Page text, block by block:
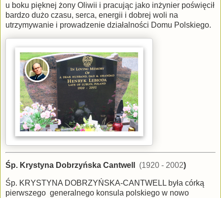
u boku pięknej żony Oliwii i pracując jako inżynier poświęcił
bardzo dużo czasu, serca, energii i dobrej woli na
utrzymywanie i prowadzenie działalności Domu Polskiego.
Śp. Krystyna Dobrzyńska Cantwell (1920 - 2002)
Śp. KRYSTYNA DOBRZYŃSKA-CANTWELL była córką
pierwszego generalnego konsula polskiego w nowo